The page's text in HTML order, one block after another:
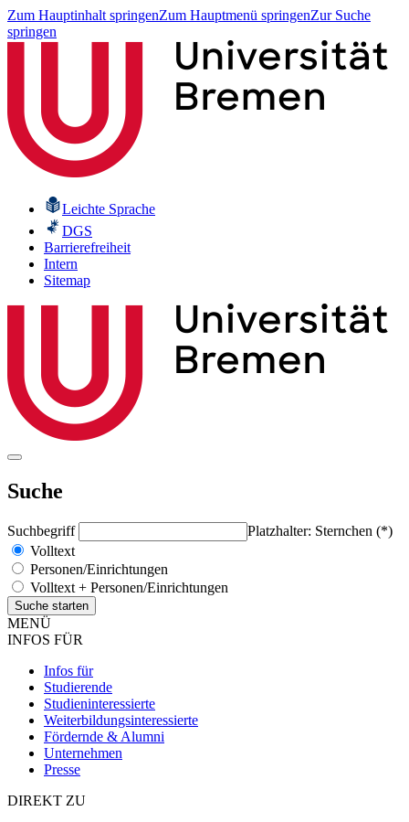
Zum Hauptinhalt springenZum Hauptmenü springenZur Suche
springen
Leichte Sprache
DGS
Barrierefreiheit
Intern
Sitemap
Suche
Suchbegriff
Platzhalter: Sternchen (*)
Volltext
Personen/Einrichtungen
Volltext + Personen/Einrichtungen
MENÜ
INFOS FÜR
Infos für
Studierende
Studieninteressierte
Weiterbildungsinteressierte
Fördernde & Alumni
Unternehmen
Presse
DIREKT ZU